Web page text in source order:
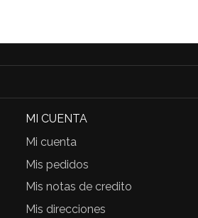
MI CUENTA
Mi cuenta
Mis pedidos
Mis notas de credito
Mis direcciones